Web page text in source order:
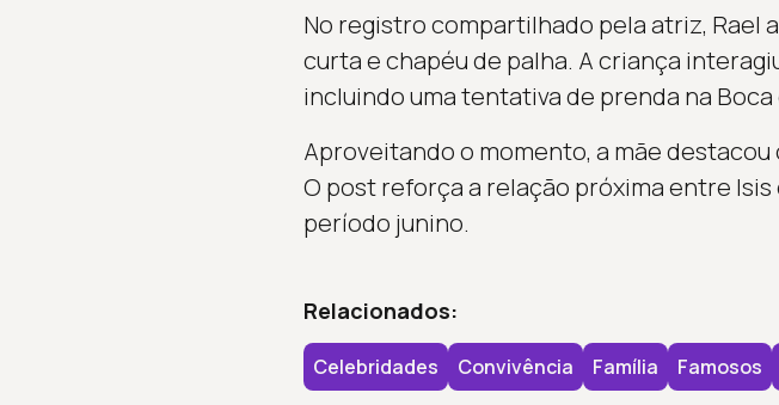
No registro compartilhado pela atriz, Rael
curta e chapéu de palha. A criança
incluindo uma tentativa de prenda na Boca
Aproveitando o momento, a mãe
O post reforça a relação próxima entre
período junino.
Relacionados:
Celebridades Convivência Família Famosos